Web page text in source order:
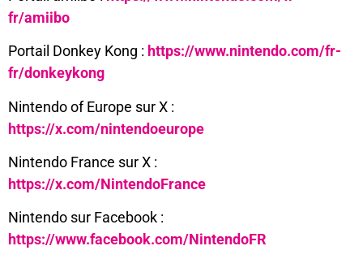
fr/amiibo
Portail Donkey Kong : https://www.nintendo.com/fr-
fr/donkeykong
Nintendo of Europe sur X :
https://x.com/nintendoeurope
Nintendo France sur X :
https://x.com/NintendoFrance
Nintendo sur Facebook :
https://www.facebook.com/NintendoFR